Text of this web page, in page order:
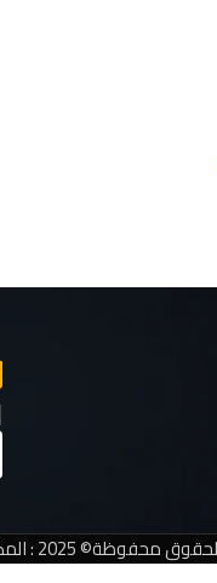
2025 : المكتبة تك - تصميم وتطوير